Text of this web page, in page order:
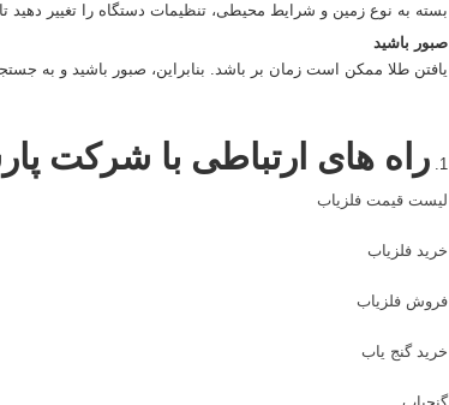
بسته به نوع زمین و شرایط محیطی، تنظیمات دستگاه را تغییر دهید
صبور باشید
یافتن طلا ممکن است زمان‌ بر باشد. بنابراین، صبور باشید و به
راه های ارتباطی با شرکت
لیست قیمت فلزیاب
خرید فلزیاب
فروش فلزیاب
خرید گنج یاب